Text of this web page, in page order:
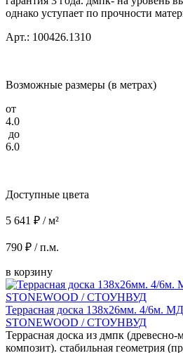
однако уступает по прочности
Арт.: 100426.1310
Возможные размеры (в метрах)
от
4.0
до
6.0
Доступные цвета
5 641 ₽ / м²
790 ₽ / п.м.
в корзину
Террасная доска 138x26мм. 4/6м.
STONEWOOD / СТОУНВУД
Террасная доска из дмпк
композит). стабильная геометрия